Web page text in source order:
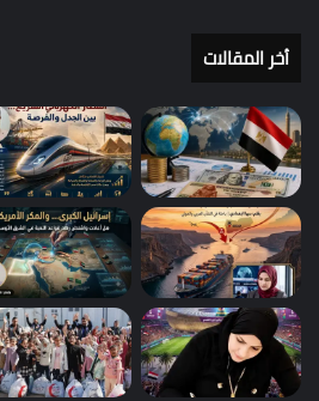
أخر المقالات